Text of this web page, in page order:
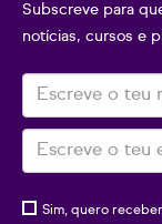
Subscreve para
notícias, cursos e
Sim, quero